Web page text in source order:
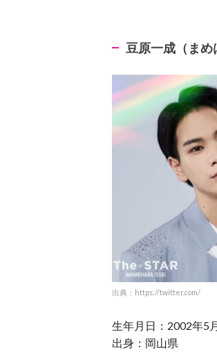
豆原一成（ま
出典：https://twitter.com/
生年月日：2002年5
出身：岡山県